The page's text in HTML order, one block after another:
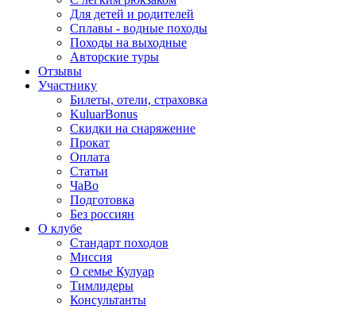
Для детей и родителей
Сплавы - водные походы
Походы на выходные
Авторские туры
Отзывы
Участнику
Билеты, отели, страховка
KuluarBonus
Скидки на снаряжение
Прокат
Оплата
Статьи
ЧаВо
Подготовка
Без россиян
О клубе
Стандарт походов
Миссия
О семье Кулуар
Тимлидеры
Консультанты